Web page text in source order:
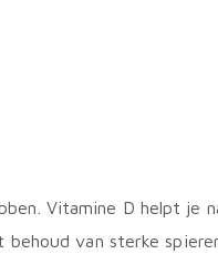
Vitamine D helpt je
van sterke